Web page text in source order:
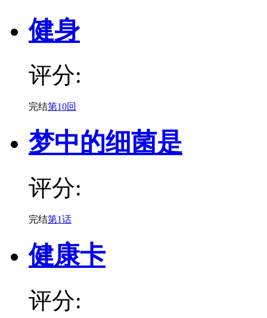
健身
评分:
完结第10回
梦中的细菌是
评分:
完结第1话
健康卡
评分: